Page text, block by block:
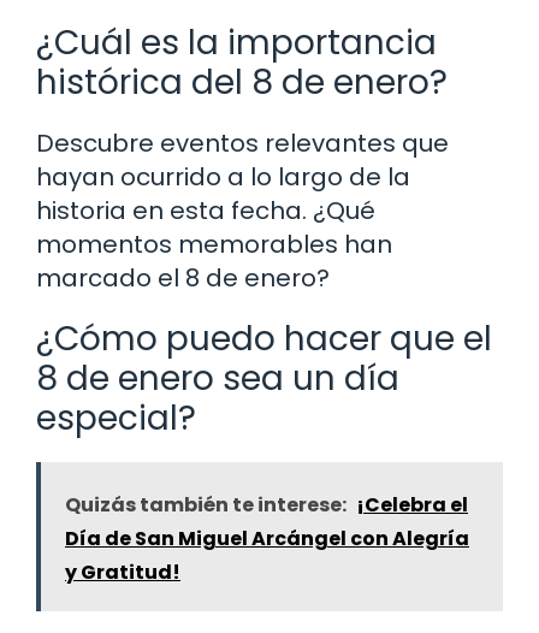
¿Cuál es la importancia
histórica del 8 de enero?
Descubre eventos relevantes que
hayan ocurrido a lo largo de la
historia en esta fecha. ¿Qué
momentos memorables han
marcado el 8 de enero?
¿Cómo puedo hacer que el
8 de enero sea un día
especial?
Quizás también te interese: ¡Celebra el
Día de San Miguel Arcángel con Alegría
y Gratitud!